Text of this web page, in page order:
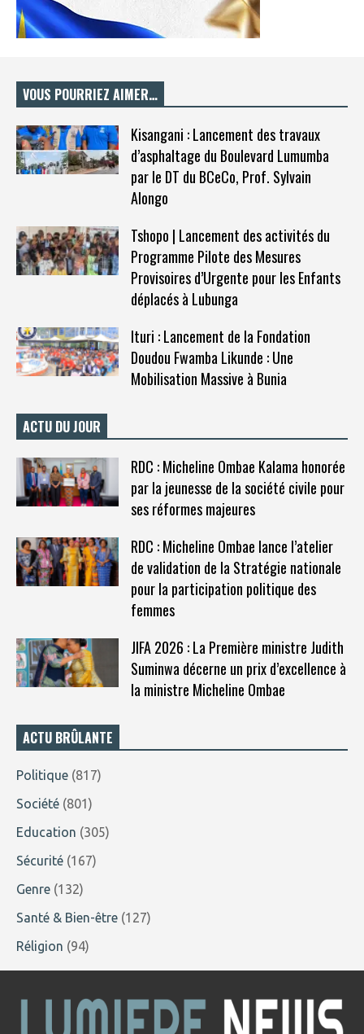
VOUS POURRIEZ AIMER…
Kisangani : Lancement des travaux
d’asphaltage du Boulevard Lumumba
par le DT du BCeCo, Prof. Sylvain
Alongo
Tshopo | Lancement des activités du
Programme Pilote des Mesures
Provisoires d’Urgente pour les Enfants
déplacés à Lubunga
Ituri : Lancement de la Fondation
Doudou Fwamba Likunde : Une
Mobilisation Massive à Bunia
ACTU DU JOUR
RDC : Micheline Ombae Kalama honorée
par la jeunesse de la société civile pour
ses réformes majeures
RDC : Micheline Ombae lance l’atelier
de validation de la Stratégie nationale
pour la participation politique des
femmes
JIFA 2026 : La Première ministre Judith
Suminwa décerne un prix d’excellence à
la ministre Micheline Ombae
ACTU BRÛLANTE
Politique (817)
Société (801)
Education (305)
Sécurité (167)
Genre (132)
Santé & Bien-être (127)
Réligion (94)